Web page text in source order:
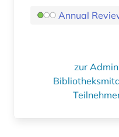
Annual
zur